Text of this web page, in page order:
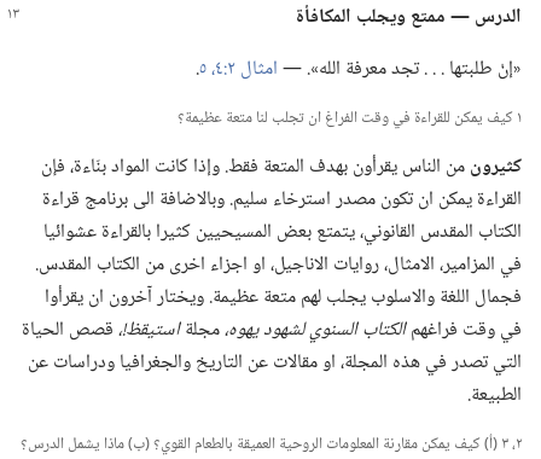
الدرس —‏ ممتع ويجلب المكافأة
‏«إنْ طلبتها .‏ .‏ .‏ تجد معرفة الله».‏ —‏امثال ٢:‏٤،‏ ٥ ‏.‏
١ كيف يمكن للقراءة في وقت الفراغ ان تجلب لنا متعة عظيمة؟‏
كثيرونمن الناس يقرأون بهدف المتعة فقط.‏ وإذا كانت المواد بنّاءة،‏ فإن
القراءة يمكن ان تكون مصدر استرخاء سليم.‏ وبالاضافة الى برنامج قراءة
الكتاب المقدس القانوني،‏ يتمتع بعض المسيحيين كثيرا بالقراءة عشوائيا
في المزامير،‏ الامثال،‏ روايات الاناجيل،‏ او اجزاء اخرى من الكتاب المقدس.‏
فجمال اللغة والاسلوب يجلب لهم متعة عظيمة.‏ ويختار آخرون ان يقرأوا
في وقت فراغهمالكتاب السنوي لشهود يهوه،‏مجلةاستيقظ!‏،‏قصص الحياة
التي تصدر في هذه المجلة،‏ او مقالات عن التاريخ والجغرافيا ودراسات عن
الطبيعة.‏
٢،‏ ٣ (‏أ)‏ كيف يمكن مقارنة المعلومات الروحية العميقة بالطعام القوي؟‏ (‏ب)‏ ماذا يشمل الدرس؟‏